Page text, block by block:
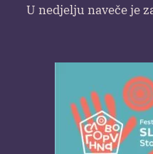
U nedjelju naveče je